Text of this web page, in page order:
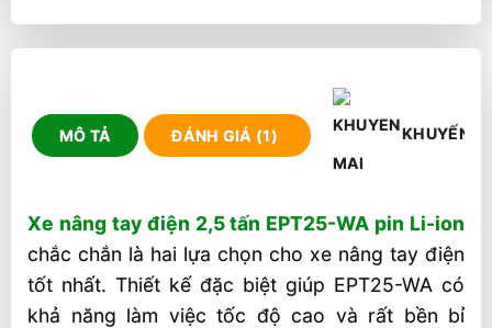
MÔ TẢ ĐÁNH GIÁ (1) KHUYẾN
Xe nâng tay điện 2,5 tấn EPT25-WA pin Li-ion
chắc chắn là hai lựa chọn cho xe nâng tay điện
tốt nhất. Thiết kế đặc biệt giúp EPT25-WA có
khả năng làm việc tốc độ cao và rất bền bỉ